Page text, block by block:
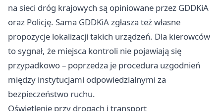
na sieci dróg krajowych są opiniowane przez GDDKiA
oraz Policję. Sama GDDKiA zgłasza też własne
propozycje lokalizacji takich urządzeń. Dla kierowców
to sygnał, że miejsca kontroli nie pojawiają się
przypadkowo – poprzedza je procedura uzgodnień
między instytucjami odpowiedzialnymi za
bezpieczeństwo ruchu.
Oświetlenie przy drogach i transport